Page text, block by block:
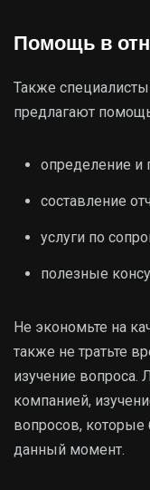
Помощь в
Также
предлагают
определение и
составление
услуги по
полезные
Не экономьте на
также не тратьте
изучение вопроса.
компанией,
вопросов,
данный момент.